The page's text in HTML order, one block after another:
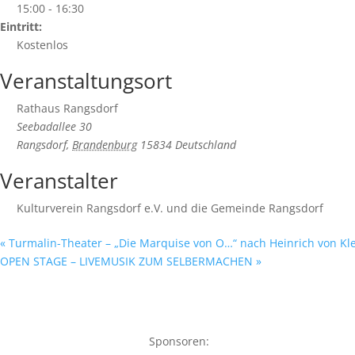
15:00 - 16:30
Eintritt:
Kostenlos
Veranstaltungsort
Rathaus Rangsdorf
Seebadallee 30
Rangsdorf, Brandenburg 15834 Deutschland
Veranstalter
Kulturverein Rangsdorf e.V. und die Gemeinde Rangsdorf
« Turmalin-Theater – „Die Marquise von O…“ nach Heinrich von
OPEN STAGE – LIVEMUSIK ZUM SELBERMACHEN »
Sponsoren: